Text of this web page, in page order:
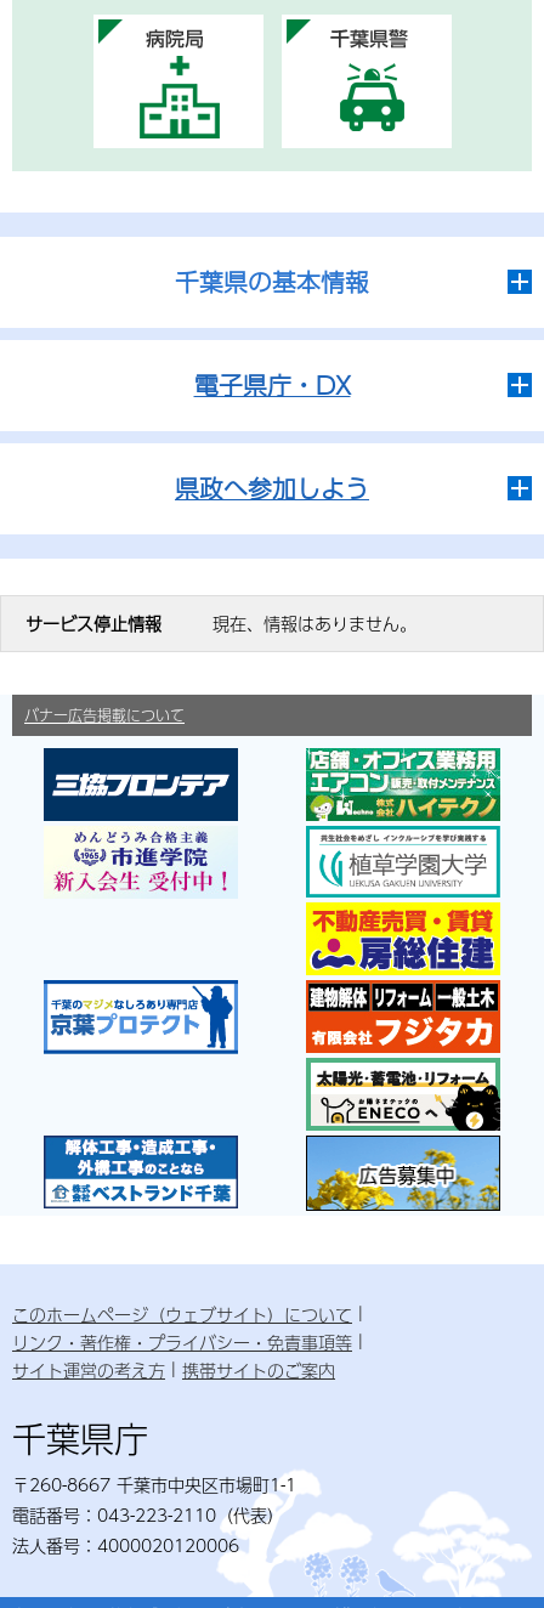
千葉県の基本情報
電子県庁・DX
県政へ参加しよう
サービス停止情報 現在、情報はありません。
バナー広告掲載について
このホームページ（ウェブサイト）について
リンク・著作権・プライバシー・免責事項等
サイト運営の考え方
携帯サイトのご案内
千葉県庁
〒260-8667 千葉市中央区市場町1-1
電話番号：043-223-2110（代表）
法人番号：4000020120006